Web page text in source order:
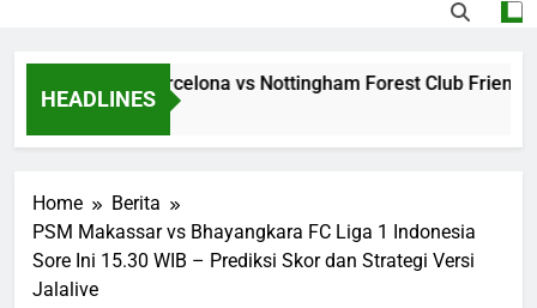
HEADLINES
Jalalive Barcelona vs Nottingham Forest Club Friendly
Home
Berita
PSM Makassar vs Bhayangkara FC Liga 1 Indonesia
Sore Ini 15.30 WIB – Prediksi Skor dan Strategi Versi
Jalalive